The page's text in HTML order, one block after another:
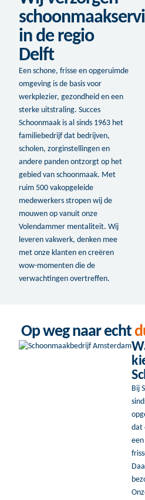
in de regio
Delft
Een schone, frisse en opgeruimde
omgeving is de basis voor
werkplezier, gezondheid en een
sterke uitstraling. Succes
Schoonmaak is al sinds 1963 het
familiebedrijf dat bedrijven,
scholen, zorginstellingen en
andere panden ontzorgt op het
gebied van schoonmaak. Met
ruim 500 vakopgeleide
medewerkers stropen wij de
mouwen op vanuit onze
Volendammer mentaliteit. Wij
leveren vakwerk, denken mee
met onze klanten en creëren
wow-momenten die de
verwachtingen overtreffen.
Op weg naar echt
Bij
dat